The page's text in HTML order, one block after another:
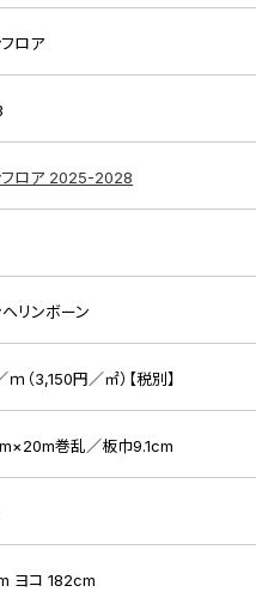
フロア
フロア 2025-2028
ヘリンボーン
（3,150円／㎡）【税別】
巻乱／板巾9.1cm
ヨコ 182cm